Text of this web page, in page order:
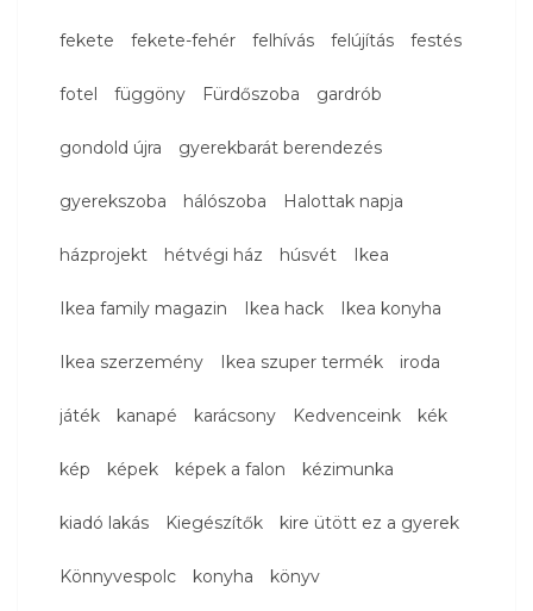
fekete fekete-fehér felhívás felújítás festés
fotel függöny Fürdőszoba gardrób
gondold újra gyerekbarát berendezés
gyerekszoba hálószoba Halottak napja
házprojekt hétvégi ház húsvét Ikea
Ikea family magazin Ikea hack Ikea konyha
Ikea szerzemény Ikea szuper termék iroda
játék kanapé karácsony Kedvenceink kék
kép képek képek a falon kézimunka
kiadó lakás Kiegészítők kire ütött ez a gyerek
Könnyvespolc konyha könyv